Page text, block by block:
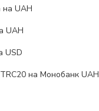
на UAH
UAH
USD
на Монобанк UAH